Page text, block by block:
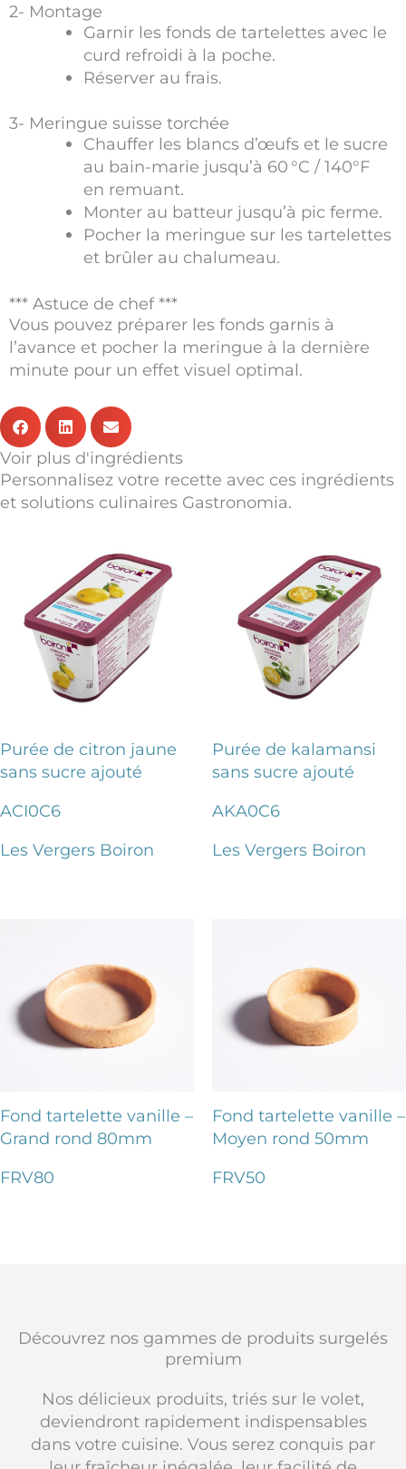
2- Montage
Garnir les fonds de tartelettes avec le
curd refroidi à la poche.
Réserver au frais.
3- Meringue suisse torchée
Chauffer les blancs d’œufs et le sucre
au bain-marie jusqu’à 60 °C / 140°F
en remuant.
Monter au batteur jusqu’à pic ferme.
Pocher la meringue sur les tartelettes
et brûler au chalumeau.
*** Astuce de chef ***
Vous pouvez préparer les fonds garnis à
l’avance et pocher la meringue à la dernière
minute pour un effet visuel optimal.
Voir plus d'ingrédients
Personnalisez votre recette avec ces ingrédients
et solutions culinaires Gastronomia.
Purée de citron jaune
sans sucre ajouté
ACI0C6
Les Vergers Boiron
Purée de kalamansi
sans sucre ajouté
AKA0C6
Les Vergers Boiron
Fond tartelette vanille –
Grand rond 80mm
FRV80
Fond tartelette vanille –
Moyen rond 50mm
FRV50
Découvrez nos gammes de produits surgelés
premium
Nos délicieux produits, triés sur le volet,
deviendront rapidement indispensables
dans votre cuisine. Vous serez conquis par